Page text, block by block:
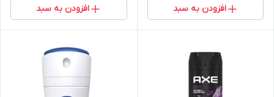
افزودن به سبد افزودن به سبد